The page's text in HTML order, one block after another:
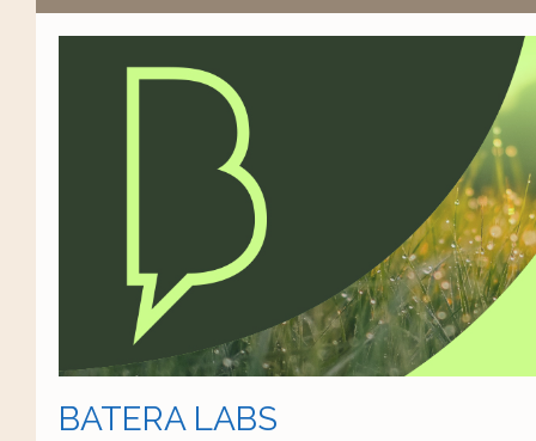
BATERA LABS